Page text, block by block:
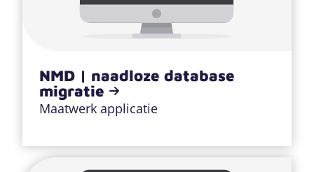
NMD | naadloze database
migratie
Maatwerk applicatie